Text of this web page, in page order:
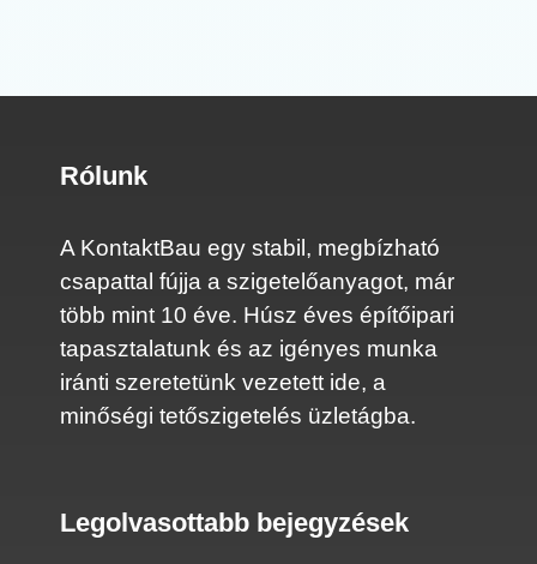
Rólunk
A KontaktBau egy stabil, megbízható
csapattal fújja a szigetelőanyagot, már
több mint 10 éve. Húsz éves építőipari
tapasztalatunk és az igényes munka
iránti szeretetünk vezetett ide, a
minőségi tetőszigetelés üzletágba.
Legolvasottabb bejegyzések